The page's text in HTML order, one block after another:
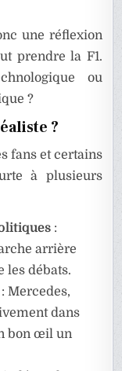
une réflexion
prendre la F1.
ou
?
?
fans et certains
à plusieurs
:
arrière
les débats.
: Mercedes,
dans
bon œil un